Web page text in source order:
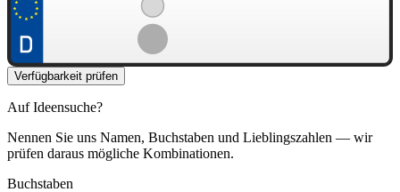
Verfügbarkeit prüfen
Auf Ideensuche?
Nennen Sie uns Namen, Buchstaben und Lieblingszahlen — wir
prüfen daraus mögliche Kombinationen.
Buchstaben